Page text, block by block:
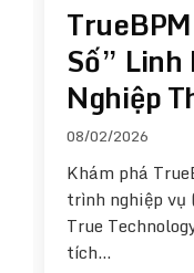
Số” Linh
Nghiệp
08/02/2026
Khám phá
trình nghiệp vụ
True
tích…